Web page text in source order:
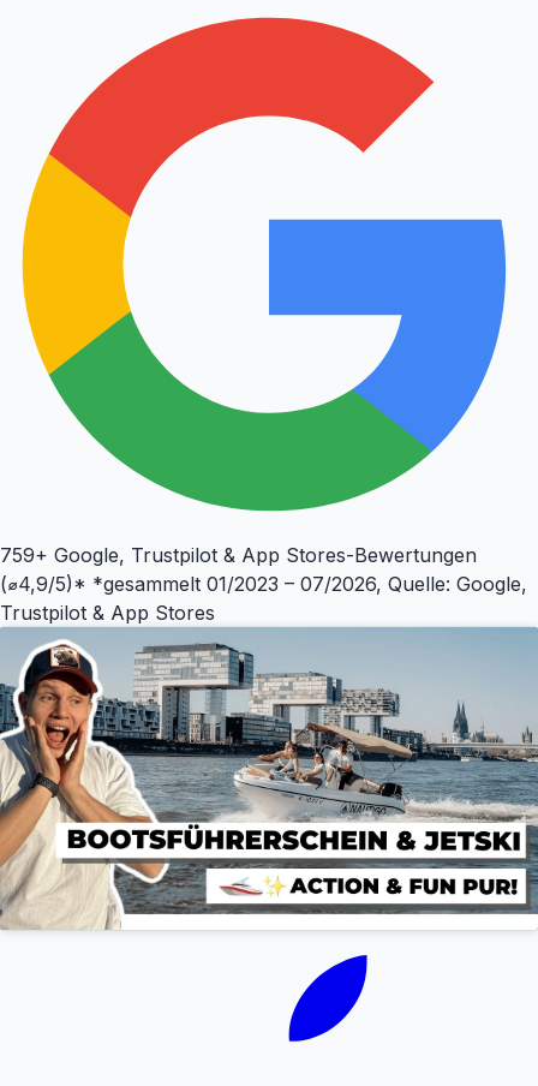
759+ Google, Trustpilot & App Stores-Bewertungen
(⌀4,9/5)* *gesammelt 01/2023 – 07/2026, Quelle: Google,
Trustpilot & App Stores